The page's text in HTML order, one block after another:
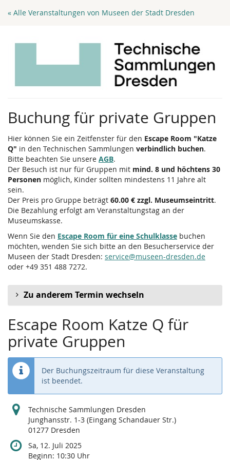
Zum
« Alle Veranstaltungen von Museen der Stadt Dresden
Buchung für private Gruppen
Hier können Sie ein Zeitfenster für den Escape Room "Katze
Q" in den Technischen Sammlungen verbindlich buchen.
Bitte beachten Sie unsere AGB.
Der Besuch ist nur für Gruppen mit mind. 8 und höchtens 30
Personen möglich, Kinder sollten mindestens 11 Jahre alt
sein.
Der Preis pro Gruppe beträgt 60.00 € zzgl. Museumseintritt.
Die Bezahlung erfolgt am Veranstaltungstag an der
Museumskasse.
Wenn Sie den Escape Room für eine Schulklasse buchen
möchten, wenden Sie sich bitte an den Besucherservice der
Museen der Stadt Dresden: service@museen-dresden.de
oder +49 351 488 7272.
Zu anderem Termin wechseln
Escape Room Katze Q für
private Gruppen
Der Buchungszeitraum für diese Veranstaltung
ist beendet.
Technische Sammlungen Dresden
Junghansstr. 1-3 (Eingang Schandauer Str.)
01277 Dresden
Sa, 12. Juli 2025
Beginn: 10:30 Uhr